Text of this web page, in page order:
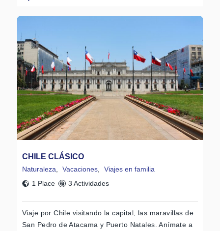
CHILE CLÁSICO
Naturaleza Vacaciones
Viajes en familia
1 Place
3 Actividades
Viaje por Chile visitando la capital, las maravillas de
San Pedro de Atacama y Puerto Natales. Anímate a